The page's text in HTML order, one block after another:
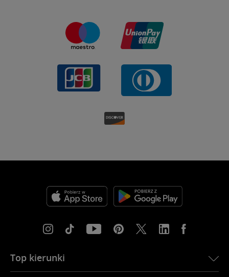
Top kierunki